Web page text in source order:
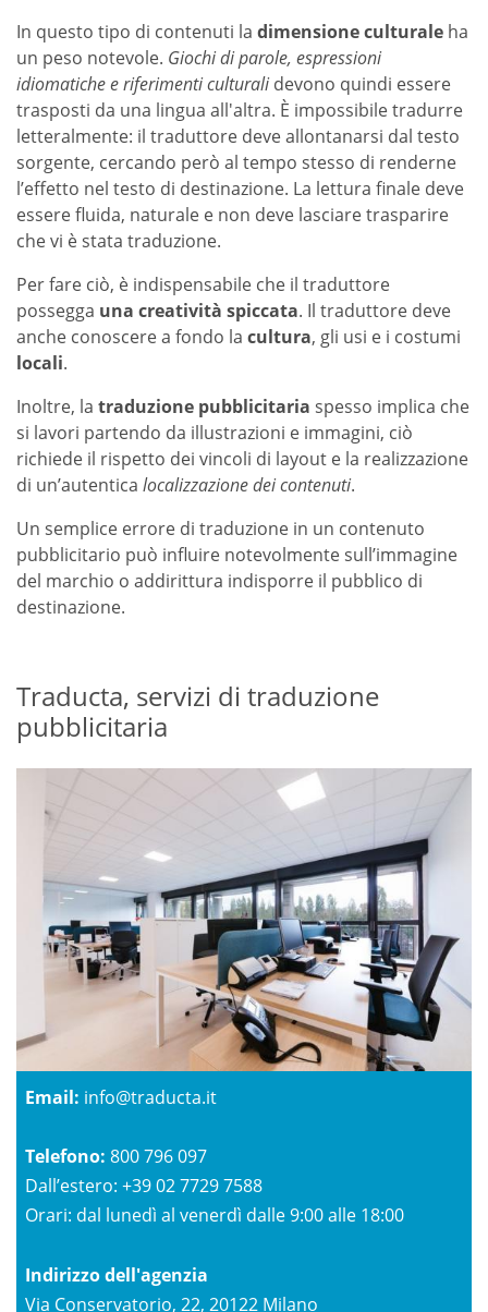
In questo tipo di contenuti la dimensione culturale ha
un peso notevole. Giochi di parole, espressioni
idiomatiche e riferimenti culturalidevono quindi essere
trasposti da una lingua all'altra. È impossibile tradurre
letteralmente: il traduttore deve allontanarsi dal testo
sorgente, cercando però al tempo stesso di renderne
l’effetto nel testo di destinazione. La lettura finale deve
essere fluida, naturale e non deve lasciare trasparire
che vi è stata traduzione.
Per fare ciò, è indispensabile che il traduttore
possegga una creatività spiccata. Il traduttore deve
anche conoscere a fondo la cultura, gli usi e i costumi
locali.
Inoltre, la traduzione pubblicitaria spesso implica che
si lavori partendo da illustrazioni e immagini, ciò
richiede il rispetto dei vincoli di layout e la realizzazione
di un’autentica localizzazione dei contenuti.
Un semplice errore di traduzione in un contenuto
pubblicitario può influire notevolmente sull’immagine
del marchio o addirittura indisporre il pubblico di
destinazione.
Traducta, servizi di traduzione
pubblicitaria
Email: info@traducta.it
Telefono: 800 796 097
Dall’estero: +39 02 7729 7588
Orari: dal lunedì al venerdì dalle 9:00 alle 18:00
Indirizzo dell'agenzia
Via Conservatorio, 22, 20122 Milano